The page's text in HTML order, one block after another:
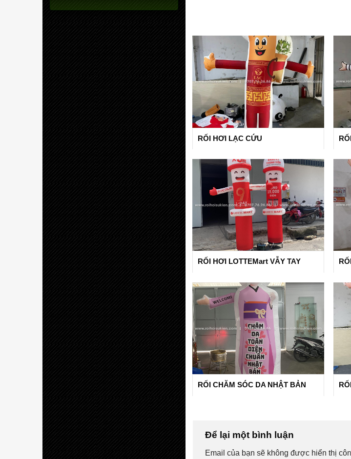
RỐI HƠI LẠC CỨU
RỐI HƠI LOTTEMart VẪY TAY
RỐI CHĂM SÓC DA NHẬT BẢN
Để lại một bình luận
Email của bạn sẽ không được hiển thị